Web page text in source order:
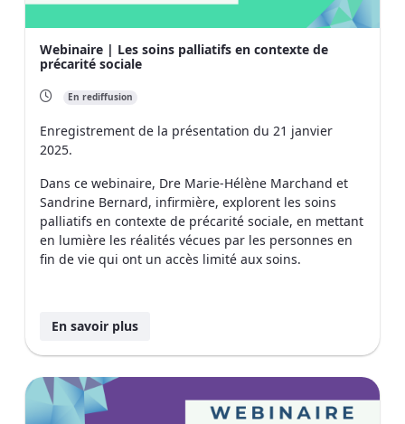
Webinaire | Les soins palliatifs en contexte de
précarité sociale
En rediffusion
Enregistrement de la présentation du 21 janvier
2025.
Dans ce webinaire, Dre Marie-Hélène Marchand et
Sandrine Bernard, infirmière, explorent les soins
palliatifs en contexte de précarité sociale, en mettant
en lumière les réalités vécues par les personnes en
fin de vie qui ont un accès limité aux soins.
En savoir plus